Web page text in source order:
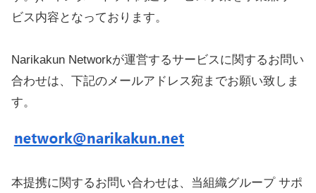
ビス内容となっております。
Narikakun Networkが運営するサービスに関するお問い
合わせは、下記のメールアドレス宛までお願い致しま
す。
本提携に関するお問い合わせは、当組織グループ サポ